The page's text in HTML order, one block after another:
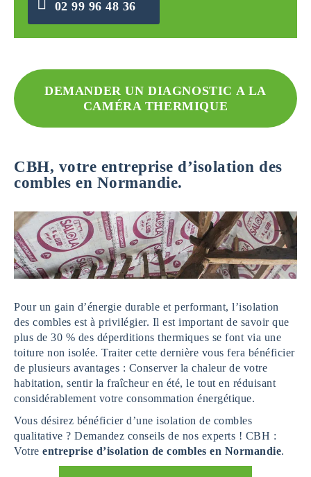
02 99 96 48 36
DEMANDER UN DIAGNOSTIC A LA
CAMÉRA THERMIQUE
CBH, votre entreprise d’isolation des
combles en Normandie.
Pour un gain d’énergie durable et performant, l’isolation
des combles est à privilégier. Il est important de savoir que
plus de 30 % des déperditions thermiques se font via une
toiture non isolée. Traiter cette dernière vous fera bénéficier
de plusieurs avantages : Conserver la chaleur de votre
habitation, sentir la fraîcheur en été, le tout en réduisant
considérablement votre consommation énergétique.
Vous désirez bénéficier d’une isolation de combles
qualitative ? Demandez conseils de nos experts ! CBH :
Votre entreprise d’isolation de combles en Normandie.